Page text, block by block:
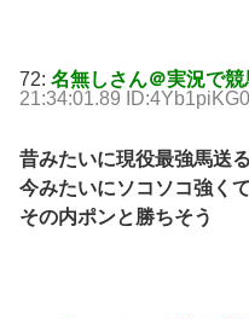
72: 名無しさん＠実況で競
21:34:01.89 ID:4Yb1piKG0
昔みたいに現役最強馬送
今みたいにソコソコ強く
その内ポンと勝ちそう